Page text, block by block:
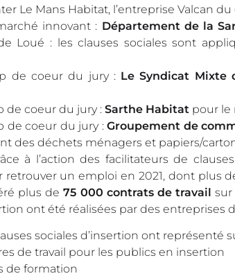
Le Mans Habitat, l’entreprise Valcan
innovant : Département de la
Loué : les clauses sociales sont
de coeur du jury : Le Syndicat Mixte
de coeur du jury : Sarthe Habitat pour le
de coeur du jury :Groupement de
des déchets ménagers et papiers/
à l’action des facilitateurs de
retrouver un emploi en 2021, dont plus
plus de75 000 contrats de travail sur
ont été réalisées par des entreprises
sociales d’insertion ont représenté
de travail pour les publics en insertion
de formation